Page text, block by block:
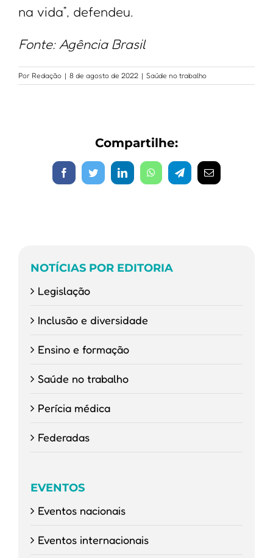
na vida”, defendeu.
Fonte: Agência Brasil
Por Redação | 8 de agosto de 2022 | Saúde no trabalho
Compartilhe:
FacebookTwitterLinkedInWhatsAppTelegram
E-
mail
NOTÍCIAS POR EDITORIA
Legislação
Inclusão e diversidade
Ensino e formação
Saúde no trabalho
Perícia médica
Federadas
EVENTOS
Eventos nacionais
Eventos internacionais